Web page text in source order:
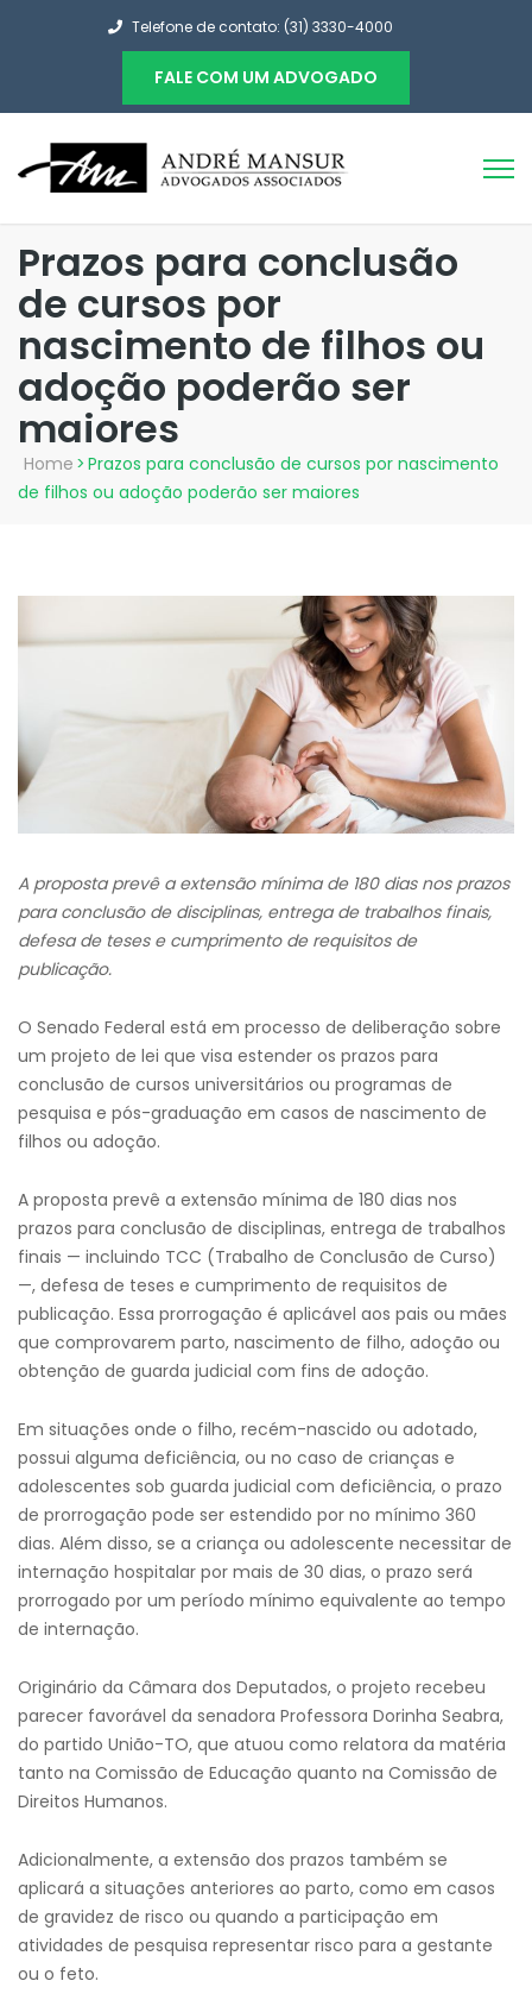
Telefone de contato: (31) 3330-4000
FALE COM UM ADVOGADO
Prazos para conclusão
de cursos por
nascimento de filhos ou
adoção poderão ser
maiores
Home > Prazos para conclusão de cursos por nascimento
de filhos ou adoção poderão ser maiores
A proposta prevê a extensão mínima de 180 dias nos prazos
para conclusão de disciplinas, entrega de trabalhos finais,
defesa de teses e cumprimento de requisitos de
publicação.
O Senado Federal está em processo de deliberação sobre
um projeto de lei que visa estender os prazos para
conclusão de cursos universitários ou programas de
pesquisa e pós-graduação em casos de nascimento de
filhos ou adoção.
A proposta prevê a extensão mínima de 180 dias nos
prazos para conclusão de disciplinas, entrega de trabalhos
finais — incluindo TCC (Trabalho de Conclusão de Curso)
—, defesa de teses e cumprimento de requisitos de
publicação. Essa prorrogação é aplicável aos pais ou mães
que comprovarem parto, nascimento de filho, adoção ou
obtenção de guarda judicial com fins de adoção.
Em situações onde o filho, recém-nascido ou adotado,
possui alguma deficiência, ou no caso de crianças e
adolescentes sob guarda judicial com deficiência, o prazo
de prorrogação pode ser estendido por no mínimo 360
dias. Além disso, se a criança ou adolescente necessitar de
internação hospitalar por mais de 30 dias, o prazo será
prorrogado por um período mínimo equivalente ao tempo
de internação.
Originário da Câmara dos Deputados, o projeto recebeu
parecer favorável da senadora Professora Dorinha Seabra,
do partido União-TO, que atuou como relatora da matéria
tanto na Comissão de Educação quanto na Comissão de
Direitos Humanos.
Adicionalmente, a extensão dos prazos também se
aplicará a situações anteriores ao parto, como em casos
de gravidez de risco ou quando a participação em
atividades de pesquisa representar risco para a gestante
ou o feto.